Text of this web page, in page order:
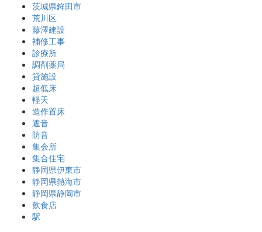
茨城県鉾田市
荒川区
藤澤建設
補修工事
診療所
調剤薬局
貸施設
超低床
軽天
造作置床
遮音
防音
集会所
集合住宅
静岡県伊東市
静岡県熱海市
静岡県静岡市
飲食店
駅